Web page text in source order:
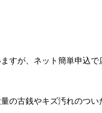
すが、ネット簡単申込
の古銭やキズ汚れのつい